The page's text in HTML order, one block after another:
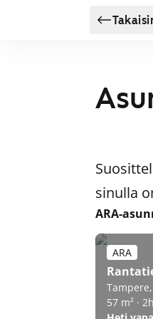
sinulla
ARA-
ARA
57 m² ·